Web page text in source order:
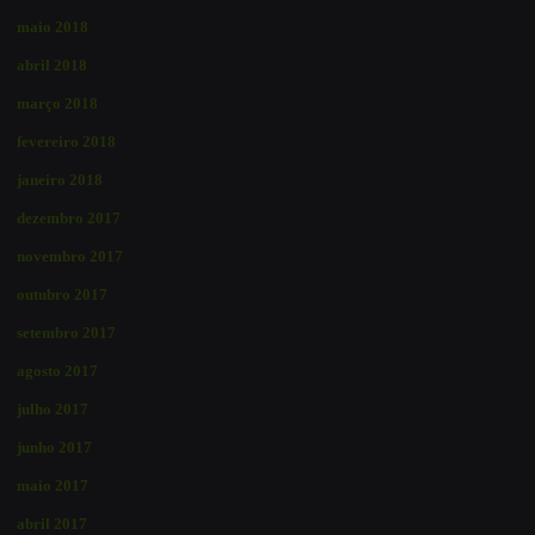
maio 2018
abril 2018
março 2018
fevereiro 2018
janeiro 2018
dezembro 2017
novembro 2017
outubro 2017
setembro 2017
agosto 2017
julho 2017
junho 2017
maio 2017
abril 2017